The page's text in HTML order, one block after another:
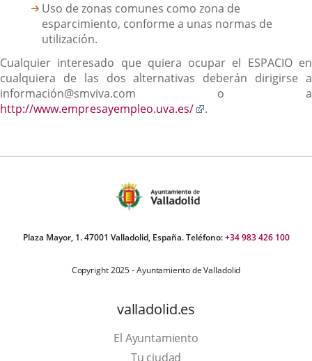
Uso de zonas comunes como zona de
esparcimiento, conforme a unas normas de
utilización.
Cualquier interesado que quiera ocupar el ESPACIO en
cualquiera de las dos alternativas deberán dirigirse a
información@smviva.com o a
http://www.empresayempleo.uva.es/
Enlace
aplicación
.
Plaza Mayor, 1. 47001 Valladolid, España. Teléfono:+34 983 426 100
Copyright 2025 - Ayuntamiento de Valladolid
valladolid.es
El Ayuntamiento
Tu ciudad